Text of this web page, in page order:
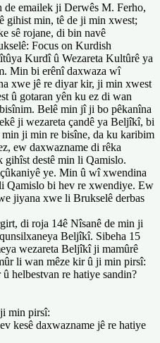
de emailek ji Derwês M. Ferho,
gihist min, tê de ji min xwest;
sê rojane, di bin navê
Focus on Kurdish
Kurdî û Wezareta Kultûrê ya
Min bi erênî daxwaza wî
xwe jê re diyar kir, ji min xwest
û gotaran yên ku ez di wan
Belê min jî ji bo pêkanîna
ji wezareta çandê ya Beljîkî, bi
ji min re bisîne, da ku karibim
ew daxwazname di rêka
destê min li Qamislo.
ye. Min û wî xwendina
Qamislo bi hev re xwendiye. Ew
jiyana xwe li Brukselê derbas
di roja 14ê Nîsanê de min ji
Beljîkî. Sibeha 15
wezareta Beljîkî ji mamûrê
li wan mêze kir û ji min pirsî:
helbestvan re hatiye sandin?
min pirsî:
kesê daxwazname jê re hatiye